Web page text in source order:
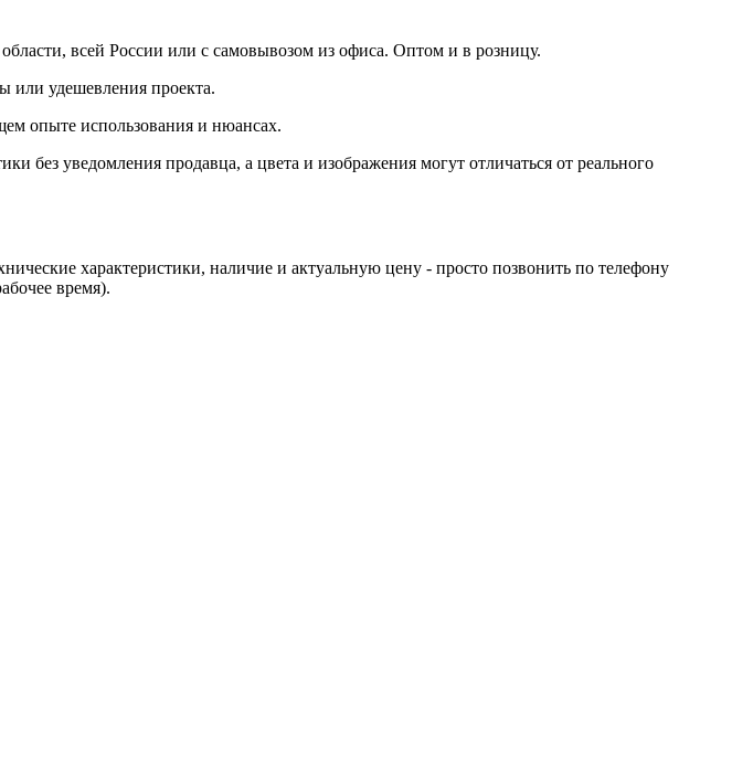
всей России или с самовывозом из офиса. Оптом и в розницу.
удешевления проекта.
опыте использования и нюансах.
без уведомления продавца, а цвета и изображения могут отличаться от реального
характеристики, наличие и актуальную цену - просто позвонить по телефону
время).